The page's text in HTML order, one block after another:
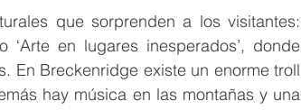
que sorprenden a los visitantes:
en lugares inesperados’, donde
En Breckenridge existe un enorme troll
hay música en las montañas y una